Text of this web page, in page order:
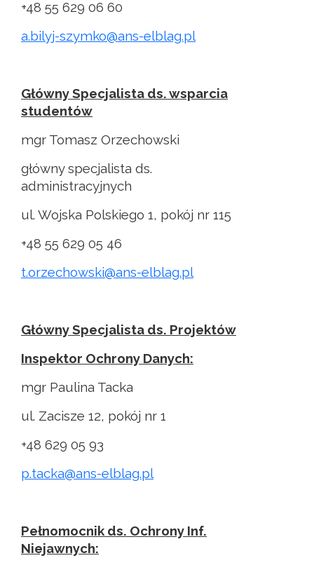
+48 55 629 06 60
a.bilyj-szymko@ans-elblag.pl
Główny Specjalista ds. wsparcia
studentów
mgr Tomasz Orzechowski
główny specjalista ds.
administracyjnych
ul. Wojska Polskiego 1, pokój nr 115
+48 55 629 05 46
t.orzechowski@ans-elblag.pl
Główny Specjalista ds. Projektów
Inspektor Ochrony Danych:
mgr Paulina Tacka
ul. Zacisze 12, pokój nr 1
+48 629 05 93
p.tacka@ans-elblag.pl
Pełnomocnik ds. Ochrony Inf.
Niejawnych: